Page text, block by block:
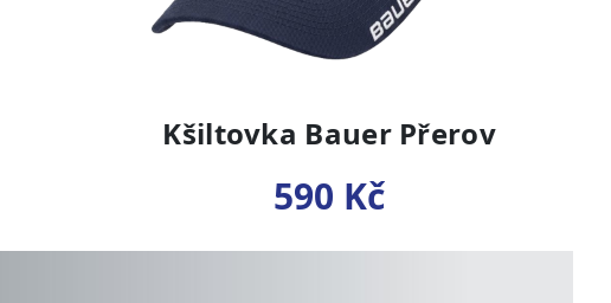
Kšiltovka Bauer Přerov
590 Kč